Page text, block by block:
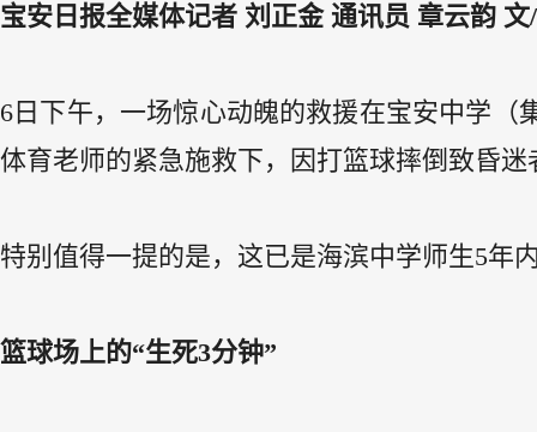
宝安日报全媒体记者 刘正金 通讯员 章云韵 文
6日下午，一场惊心动魄的救援在宝安中学（
体育老师的紧急施救下，因打篮球摔倒致昏迷
特别值得一提的是，这已是海滨中学师生5年
篮球场上的“生死3分钟”